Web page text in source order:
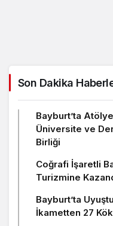
Son Dakika
Bayburt’ta
Üniversite ve
Birliği
Coğrafi İşaretli
Turizmine
Bayburt’ta
İkametten 27